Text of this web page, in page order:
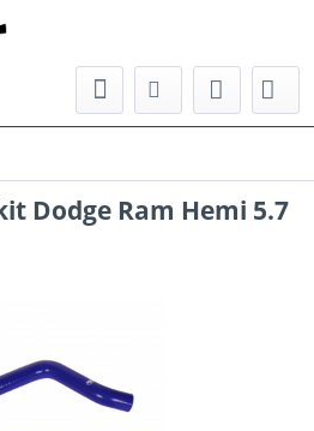
Dodge Ram Hemi 5.7